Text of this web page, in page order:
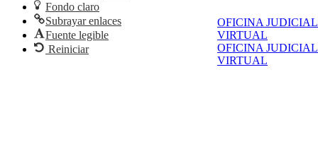
OFICINA JUDICIAL
VIRTUAL
OFICINA JUDICIAL
VIRTUAL
Fondo claro
Subrayar enlaces
Fuente legible
Reiniciar